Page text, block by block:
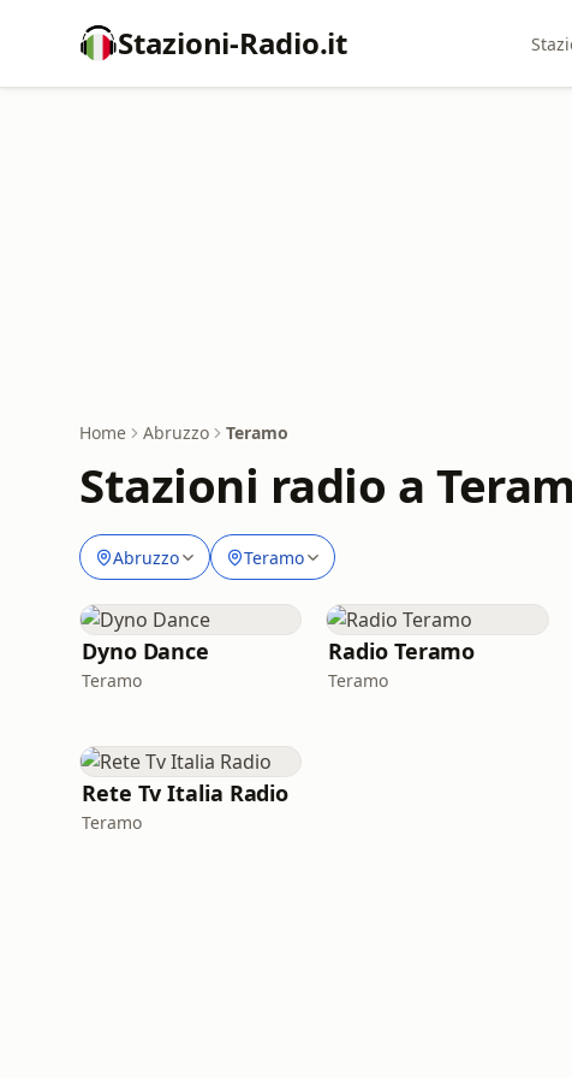
Stazioni-Radio.it
Home Abruzzo Teramo
Stazioni radio a
Abruzzo Teramo
Dyno Dance
Teramo
Radio Teramo
Teramo
Rete Tv Italia Radio
Teramo